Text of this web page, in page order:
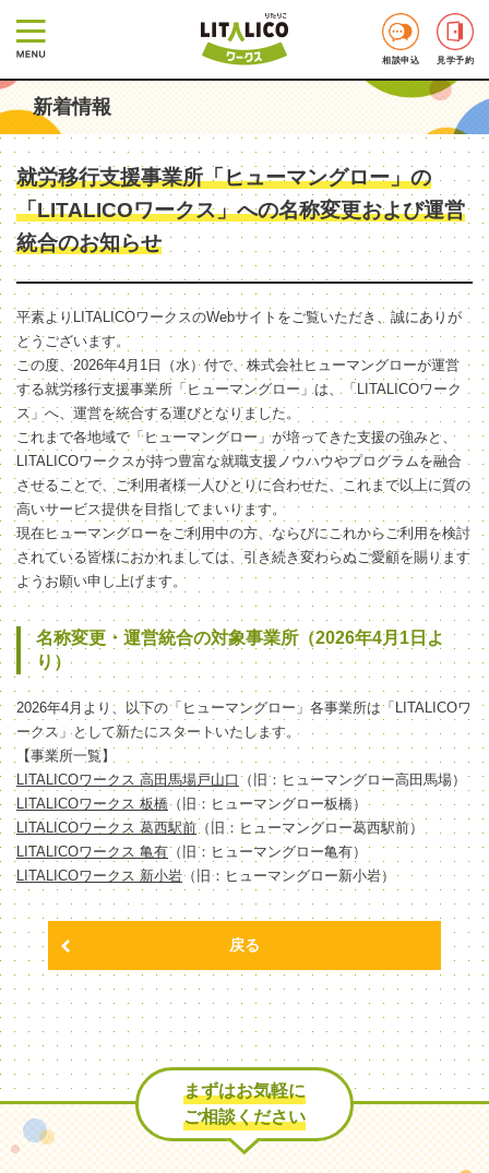
相談申込 見学予約
新着情報
就労移行支援事業所「ヒューマングロー」の
「LITALICOワークス」への名称変更および運営
統合のお知らせ
平素よりLITALICOワークスのWebサイトをご覧いただき、誠にありが
とうございます。
この度、2026年4月1日（水）付で、株式会社ヒューマングローが運営
する就労移行支援事業所「ヒューマングロー」は、「LITALICOワーク
ス」へ、運営を統合する運びとなりました。
これまで各地域で「ヒューマングロー」が培ってきた支援の強みと、
LITALICOワークスが持つ豊富な就職支援ノウハウやプログラムを融合
させることで、ご利用者様一人ひとりに合わせた、これまで以上に質の
高いサービス提供を目指してまいります。
現在ヒューマングローをご利用中の方、ならびにこれからご利用を検討
されている皆様におかれましては、引き続き変わらぬご愛顧を賜ります
ようお願い申し上げます。
名称変更・運営統合の対象事業所（2026年4月1日よ
り）
2026年4月より、以下の「ヒューマングロー」各事業所は「LITALICOワ
ークス」として新たにスタートいたします。
【事業所一覧】
LITALICOワークス 高田馬場戸山口 （旧：ヒューマングロー高田馬場）
LITALICOワークス 板橋（旧：ヒューマングロー板橋）
LITALICOワークス 葛西駅前 （旧：ヒューマングロー葛西駅前）
LITALICOワークス 亀有（旧：ヒューマングロー亀有）
LITALICOワークス 新小岩（旧：ヒューマングロー新小岩）
戻る
まずはお気軽に
ご相談ください